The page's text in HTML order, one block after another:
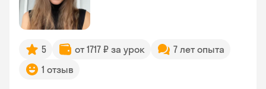
5 от 1717 ₽ за урок
7 лет опыта
1 отзыв